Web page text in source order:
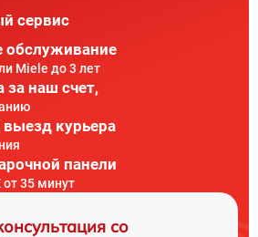
сервис
обслуживание
Miele до 3 лет
за наш счет,
курьера
панели
от 35 минут
со